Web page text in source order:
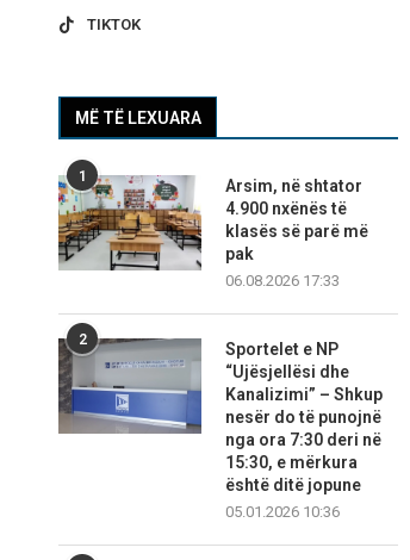
TIKTOK
MË TË LEXUARA
1
Arsim, në shtator
4.900 nxënës të
klasës së parë më
pak
06.08.2026 17:33
2
Sportelet e NP
“Ujësjellësi dhe
Kanalizimi” – Shkup
nesër do të punojnë
nga ora 7:30 deri në
15:30, e mërkura
është ditë jopune
05.01.2026 10:36